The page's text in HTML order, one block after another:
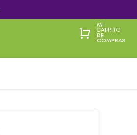
MI
CARRITO
DE
COMPRAS